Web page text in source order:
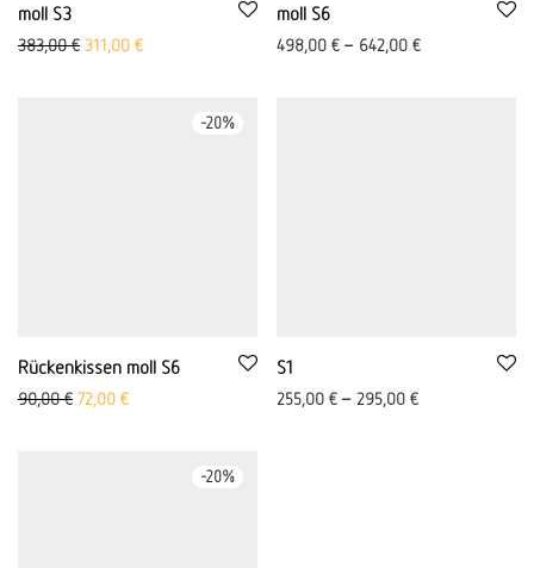
moll S3
383,00€ Ursprünglicher Preis war: 383,00 €
311,00 €Aktueller Preis ist: 311,00 €.
moll S6
498,00 € – 642,00 €
-20%
Rückenkissen moll S6
90,00€ Ursprünglicher Preis war: 90,00 €
72,00 €Aktueller Preis ist: 72,00 €.
S1
255,00 € – 295,00 €
-20%